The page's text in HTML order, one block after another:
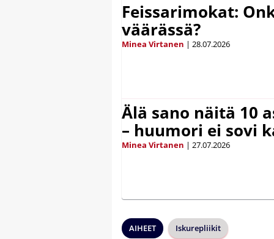
Feissarimokat:
väärässä?
Minea Virtanen | 28.07.2026
Älä sano näitä 10
– huumori ei sovi
Minea Virtanen | 27.07.2026
AIHEET Iskurepliikit